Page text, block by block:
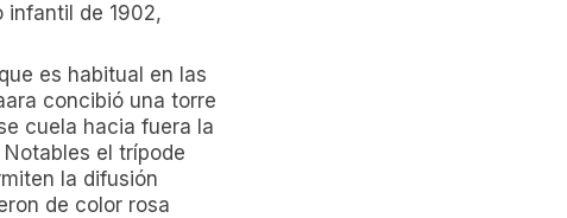
infantil de 1902,
es habitual en las
concibió una torre
cuela hacia fuera la
el trípode
la difusión
de color rosa